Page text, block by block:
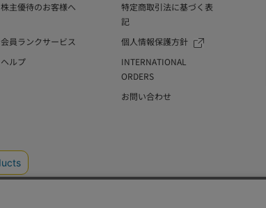
株主優待のお客様へ
特定商取引法に基づく表
記
会員ランクサービス
個人情報保護方針
ヘルプ
INTERNATIONAL
ORDERS
お問い合わせ